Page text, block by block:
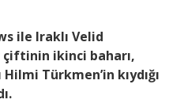
ile Iraklı Velid
ikinci baharı,
Türkmen’in kıydığı